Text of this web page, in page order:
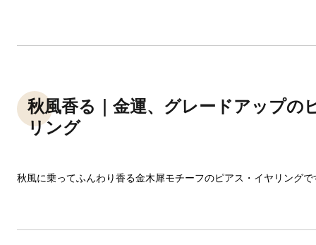
秋風香る｜金運、グレードアップの
リング
秋風に乗ってふんわり香る金木犀モチーフのピアス・イヤリングで